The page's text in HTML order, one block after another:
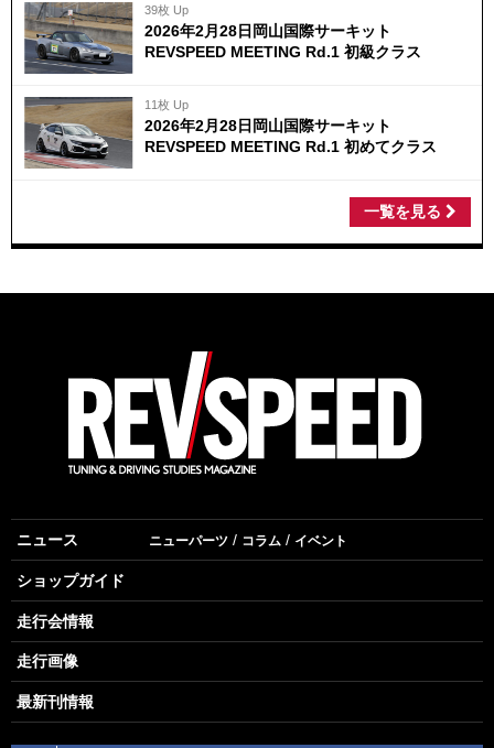
39枚 Up
2026年2月28日岡山国際サーキット
REVSPEED MEETING Rd.1 初級クラス
11枚 Up
2026年2月28日岡山国際サーキット
REVSPEED MEETING Rd.1 初めてクラス
一覧を見る
ニュース ニューパーツ コラム イベント
ショップガイド
走行会情報
走行画像
最新刊情報